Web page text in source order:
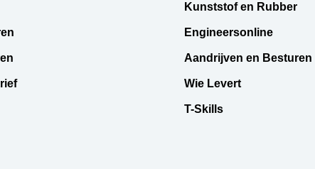
Kunststof en Rubber
Engineersonline
Aandrijven en Besturen
Wie Levert
T-Skills